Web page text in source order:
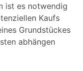
ist es notwendig
Kaufs
Grundstückes
abhängen